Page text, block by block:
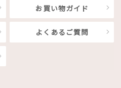
お買い物ガイド
よくあるご質問